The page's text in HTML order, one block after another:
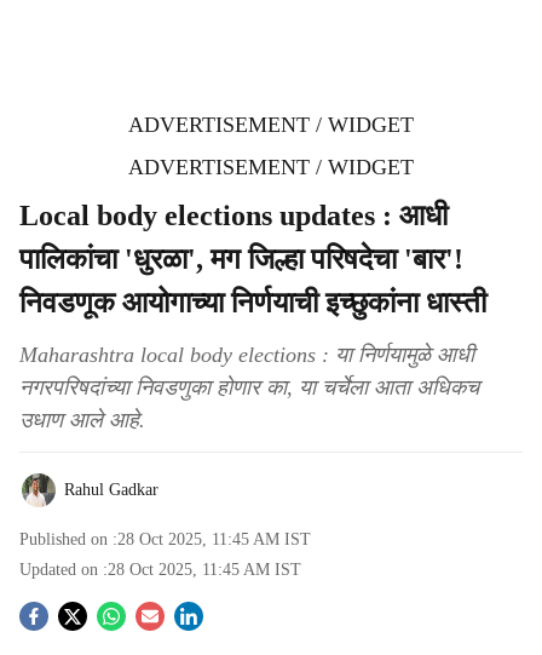
ADVERTISEMENT / WIDGET
ADVERTISEMENT / WIDGET
Local body elections updates : आधी
पालिकांचा 'धुरळा', मग जिल्हा परिषदेचा 'बार'!
निवडणूक आयोगाच्या निर्णयाची इच्छुकांना धास्ती
Maharashtra local body elections : या निर्णयामुळे आधी
नगरपरिषदांच्या निवडणुका होणार का, या चर्चेला आता अधिकच
उधाण आले आहे.
Rahul Gadkar
Published on :28 Oct 2025, 11:45 AM IST
Updated on :28 Oct 2025, 11:45 AM IST
S